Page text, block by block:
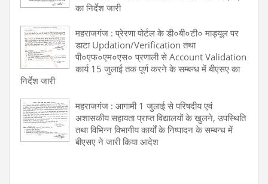
का निर्देश जारी
महराजगंज : प्रेरणा पोर्टल के डी०बी०टी० माड्यूल पर
डाटा Updation/Verification तथा
पी०एफ०एम०एस० प्रणाली से Account Validation
कार्य 15 जुलाई तक पूर्ण करने के सम्बन्ध में बीएसए का
निर्देश जारी
महराजगंज : आगामी 1 जुलाई से परिषदीय एवं
अशासकीय सहायता प्राप्त विद्यालयों के खुलने, उपस्थिति
तथा विभिन्न विभागीय कार्यों के निष्पादन के सम्बन्ध में
बीएसए ने जारी किया आदेश